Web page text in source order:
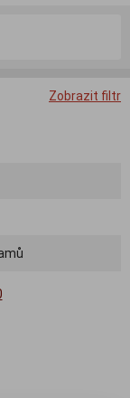
Zobrazit filtr